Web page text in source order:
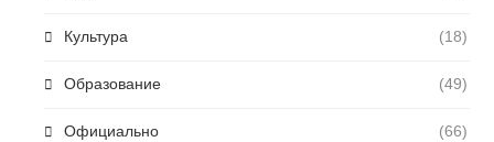
Культура (18)
Образование (49)
Официально (66)